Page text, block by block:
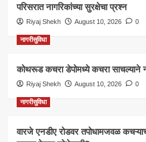
परिसरात नागरिकांच्या सुरक्षेचा प्रश्न
Riyaj Shekh August 10, 2026 0
नागरीसुविधा
कोथरूड कचरा डेपोमध्ये कचरा साचल्याने
Riyaj Shekh August 10, 2026 0
नागरीसुविधा
वारजे एनडीए रोडवर तपोधामजवळ